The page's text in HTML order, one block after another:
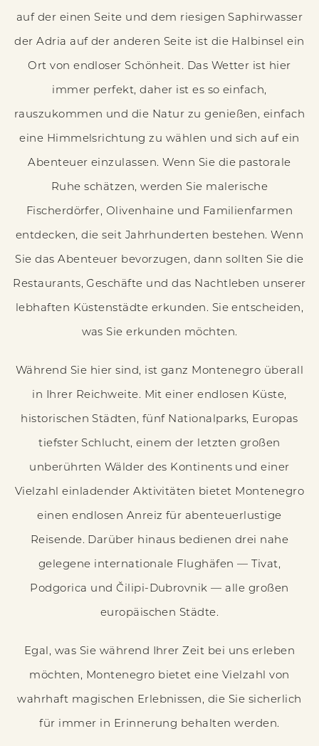
auf der einen Seite und dem riesigen Saphirwasser
der Adria auf der anderen Seite ist die Halbinsel ein
Ort von endloser Schönheit. Das Wetter ist hier
immer perfekt, daher ist es so einfach,
rauszukommen und die Natur zu genießen, einfach
eine Himmelsrichtung zu wählen und sich auf ein
Abenteuer einzulassen. Wenn Sie die pastorale
Ruhe schätzen, werden Sie malerische
Fischerdörfer, Olivenhaine und Familienfarmen
entdecken, die seit Jahrhunderten bestehen. Wenn
Sie das Abenteuer bevorzugen, dann sollten Sie die
Restaurants, Geschäfte und das Nachtleben unserer
lebhaften Küstenstädte erkunden. Sie entscheiden,
was Sie erkunden möchten.
Während Sie hier sind, ist ganz Montenegro überall
in Ihrer Reichweite. Mit einer endlosen Küste,
historischen Städten, fünf Nationalparks, Europas
tiefster Schlucht, einem der letzten großen
unberührten Wälder des Kontinents und einer
Vielzahl einladender Aktivitäten bietet Montenegro
einen endlosen Anreiz für abenteuerlustige
Reisende. Darüber hinaus bedienen drei nahe
gelegene internationale Flughäfen — Tivat,
Podgorica und Čilipi-Dubrovnik — alle großen
europäischen Städte.
Egal, was Sie während Ihrer Zeit bei uns erleben
möchten, Montenegro bietet eine Vielzahl von
wahrhaft magischen Erlebnissen, die Sie sicherlich
für immer in Erinnerung behalten werden.